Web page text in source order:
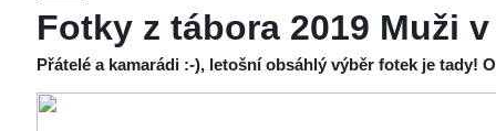
Fotky z tábora 2019 Muži
Přátelé a kamarádi :-), letošní obsáhlý výběr fotek je tady!